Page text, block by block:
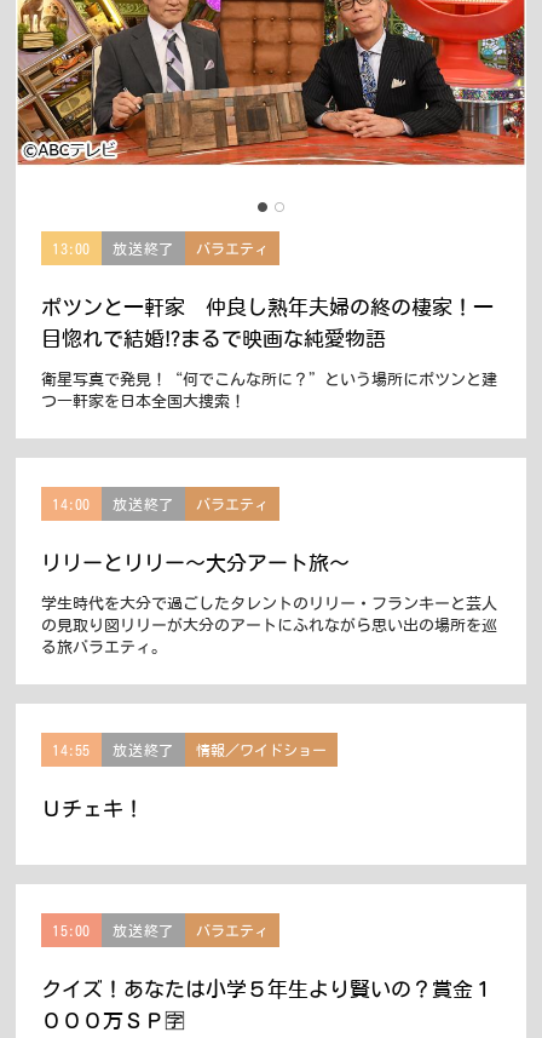
13:00 放送終了 バラエティ
ポツンと一軒家 仲良し熟年夫婦の終の棲家！一
目惚れで結婚!?まるで映画な純愛物語
衛星写真で発見！“何でこんな所に？”という場所にポツンと建
つ一軒家を日本全国大捜索！
14:00 放送終了 バラエティ
リリーとリリー〜大分アート旅〜
学生時代を大分で過ごしたタレントのリリー・フランキーと芸人
の見取り図リリーが大分のアートにふれながら思い出の場所を巡
る旅バラエティ。
14:55 放送終了 情報／ワイドショー
Ｕチェキ！
15:00 放送終了 バラエティ
クイズ！あなたは小学５年生より賢いの？賞金１
０００万ＳＰ🈑